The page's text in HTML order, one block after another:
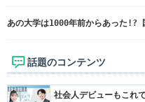
あの大学は1000年前からあった!?
話題のコンテンツ
社会人デビューもこれ